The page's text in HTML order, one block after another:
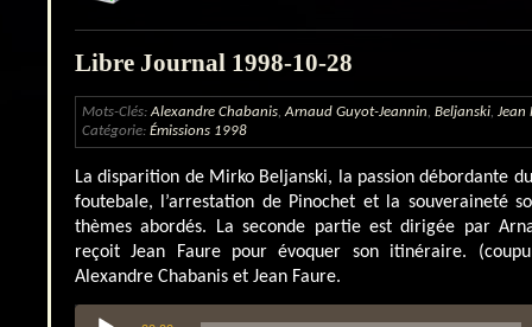
Libre Journal 1998-10-28
Mots-Clés:Alexandre Chabanis,Arnaud Guyot-Jeannin, Beljanski, Jean
Catégorie: Émissions 1998
La disparition de Mirko Beljanski, la passion débordante
foutebale, l’arrestation de Pinochet et la souveraineté
thèmes abordés. La seconde partie est dirigée par
reçoit Jean Faure pour évoquer son itinéraire.
Alexandre Chabanis et Jean Faure.